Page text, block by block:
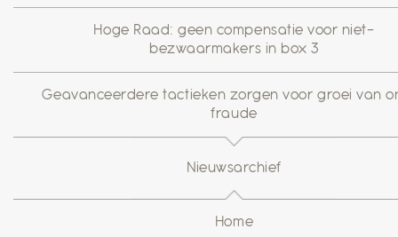
Hoge Raad: geen compensatie voor niet-
bezwaarmakers in box 3
Geavanceerdere tactieken zorgen voor groei van
fraude
Nieuwsarchief
Home